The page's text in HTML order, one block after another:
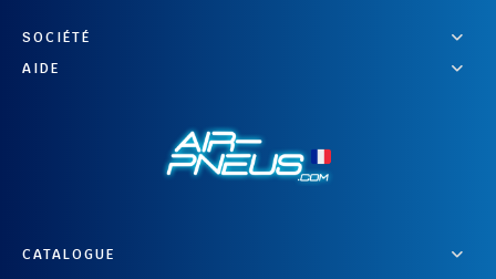
SOCIÉTÉ
AIDE
CATALOGUE